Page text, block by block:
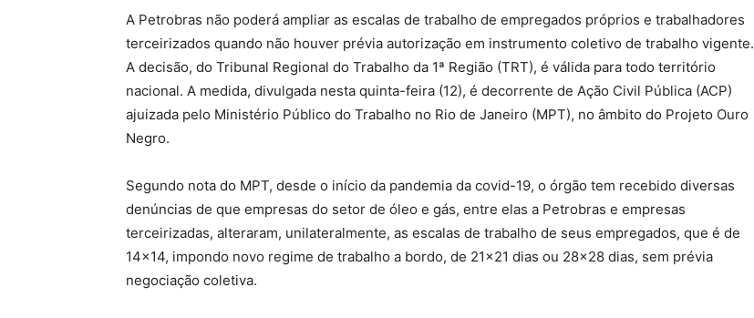
A Petrobras não poderá ampliar as escalas de trabalho de empregados próprios e trabalhadores
terceirizados quando não houver prévia autorização em instrumento coletivo de trabalho vigente.
A decisão, do Tribunal Regional do Trabalho da 1ª Região (TRT), é válida para todo território
nacional. A medida, divulgada nesta quinta-feira (12), é decorrente de Ação Civil Pública (ACP)
ajuizada pelo Ministério Público do Trabalho no Rio de Janeiro (MPT), no âmbito do Projeto Ouro
Negro.
Segundo nota do MPT, desde o início da pandemia da covid-19, o órgão tem recebido diversas
denúncias de que empresas do setor de óleo e gás, entre elas a Petrobras e empresas
terceirizadas, alteraram, unilateralmente, as escalas de trabalho de seus empregados, que é de
14×14, impondo novo regime de trabalho a bordo, de 21×21 dias ou 28×28 dias, sem prévia
negociação coletiva.